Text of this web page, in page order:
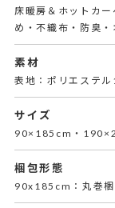
床暖房＆ホットカ
め・不織布・防臭
素材
表地：ポリエステ
サイズ
90×185cm・
梱包形態
90x185cm：丸巻